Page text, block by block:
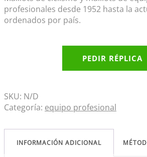
profesionales desde 1952 hasta la
ordenados por país.
PEDIR RÉPLICA
SKU: N/D
Categoría: equipo profesional
INFORMACIÓN ADICIONAL